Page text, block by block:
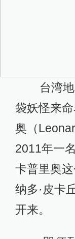
台湾地
袋妖怪来
奥（
2011年一
卡普里奥
纳多·皮卡
开来。